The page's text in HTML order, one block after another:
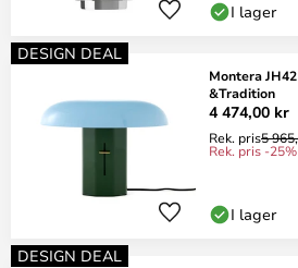
I lager
DESIGN DEAL
Montera
&Tradition
4 474,00 kr
Rek. pris5
Rek. pris -25%
I lager
DESIGN DEAL